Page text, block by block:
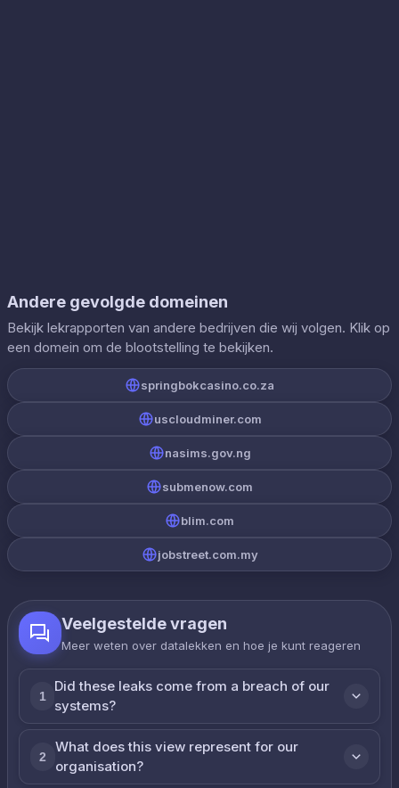
Andere gevolgde domeinen
Bekijk lekrapporten van andere bedrijven die wij volgen. Klik op
een domein om de blootstelling te bekijken.
springbokcasino.co.za
uscloudminer.com
nasims.gov.ng
submenow.com
blim.com
jobstreet.com.my
Veelgestelde vragen
Meer weten over datalekken en hoe je kunt reageren
1
Did these leaks come from a breach of our
systems?
2
What does this view represent for our
organisation?